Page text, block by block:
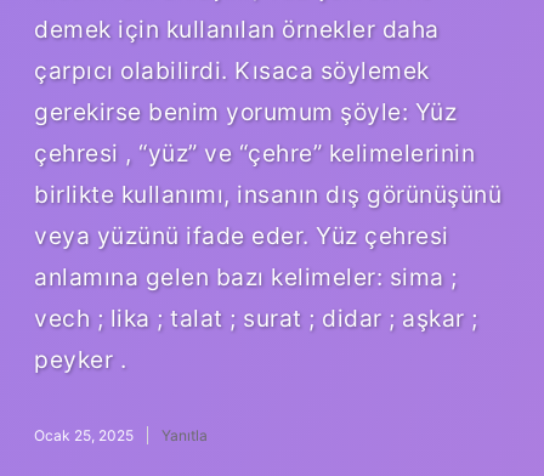
demek için kullanılan örnekler daha
çarpıcı olabilirdi. Kısaca söylemek
gerekirse benim yorumum şöyle: Yüz
çehresi , “yüz” ve “çehre” kelimelerinin
birlikte kullanımı, insanın dış görünüşünü
veya yüzünü ifade eder. Yüz çehresi
anlamına gelen bazı kelimeler: sima ;
vech ; lika ; talat ; surat ; didar ; aşkar ;
peyker .
Ocak 25, 2025 Yanıtla